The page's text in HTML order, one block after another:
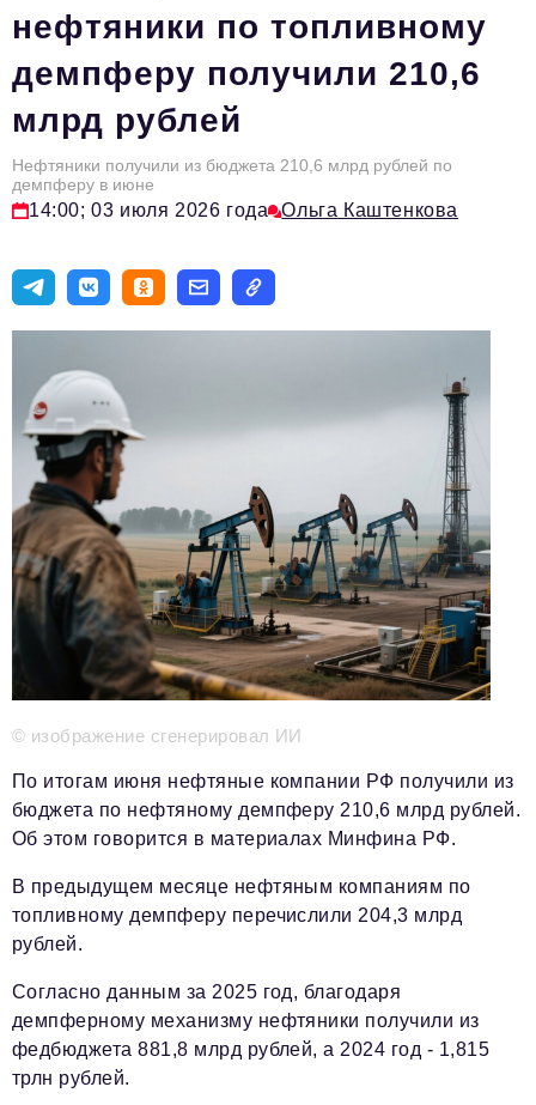
Персона номера
Юридический практикум
Стиль жизни
Туризм
Импортозамещение
Эксперты
Видео
Телефон редакции:
Электронные почты редакции:
Информационный отдел
info@business-magazine.online
Отдел рекламы
reklama@business-magazine.online
Отдел распространения/редакционная подписка
podpiska@business-magazine.online
partner@business-magazine.online
нефтяники по топливному
демпферу получили 210,6
млрд рублей
Нефтяники получили из бюджета 210,6 млрд рублей по
демпферу в июне
14:00; 03 июля 2026 года Ольга Каштенкова
© изображение сгенерировал ИИ
По итогам июня нефтяные компании РФ получили из
бюджета по нефтяному демпферу 210,6 млрд рублей.
Об этом говорится в материалах Минфина РФ.
В предыдущем месяце нефтяным компаниям по
топливному демпферу перечислили 204,3 млрд
рублей.
Согласно данным за 2025 год, благодаря
демпферному механизму нефтяники получили из
федбюджета 881,8 млрд рублей, а 2024 год - 1,815
трлн рублей.